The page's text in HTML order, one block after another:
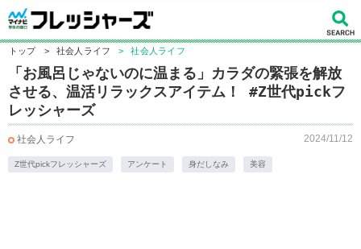
トップ > 社会人ライフ > 社会人ライフ
「お風呂じゃないのに温まる」カラダの緊張を解放
させる、温活リラックスアイテム！ #Z世代pickフ
レッシャーズ
社会人ライフ 2024/11/12
Z世代pickフレッシャーズ アンケート 身だしなみ 美容